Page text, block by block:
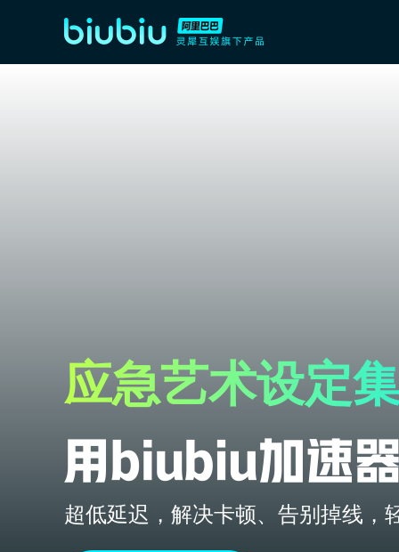
应急艺术设定
超低延迟，解决卡顿、告别掉线，